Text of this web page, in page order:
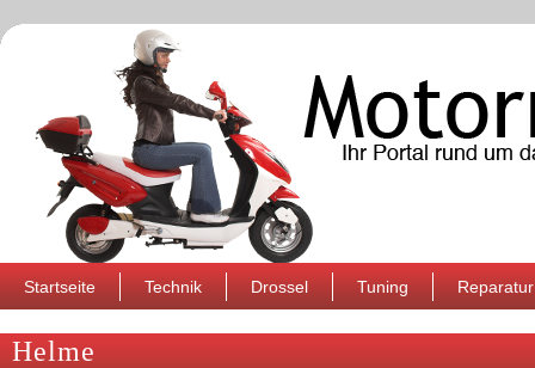
Startseite Technik Drossel Tuning Reparatur
Helme